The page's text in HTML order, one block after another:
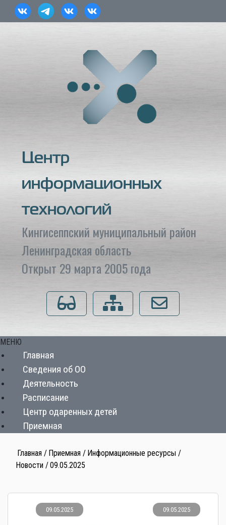
Центр
информационных
технологий
Кингисеппский муниципальный район
Ленинградская область
Открыт 29 марта 2005 года
Для слабовидящихКарта сайта Напишите нам
МЕНЮ
Главная
Сведения об ОО
Деятельность
Расписание
Центр одаренных детей
Приемная
Главная Приемная
Информационные ресурсы
Новости
09.05.2025
09.05.2025 09.05.2025